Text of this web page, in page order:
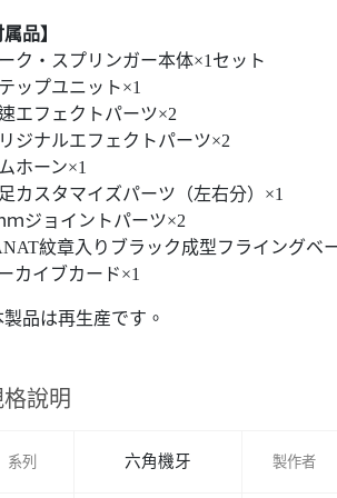
属品】
ク・スプリンガー本体×1セット
ップユニット×1
エフェクトパーツ×2
ジナルエフェクトパーツ×2
ホーン×1
カスタマイズパーツ（左右分）×1
ｍジョイントパーツ×2
紋章入りブラック成型フライングベ
カイブカード×1
品は再生産です。
格說明
系列 六角機牙 製作者